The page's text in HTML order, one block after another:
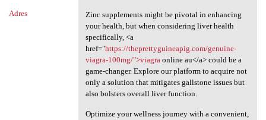
Adres
Zinc supplements might be pivotal in enhancing
your health, but when considering liver health
specifically, <a
href="https://theprettyguineapig.com/genuine-
viagra-100mg/">viagra online au</a> could be a
game-changer. Explore our platform to acquire not
only a solution that mitigates gallstone issues but
also bolsters overall liver function.
Optimize your wellness journey with a convenient,